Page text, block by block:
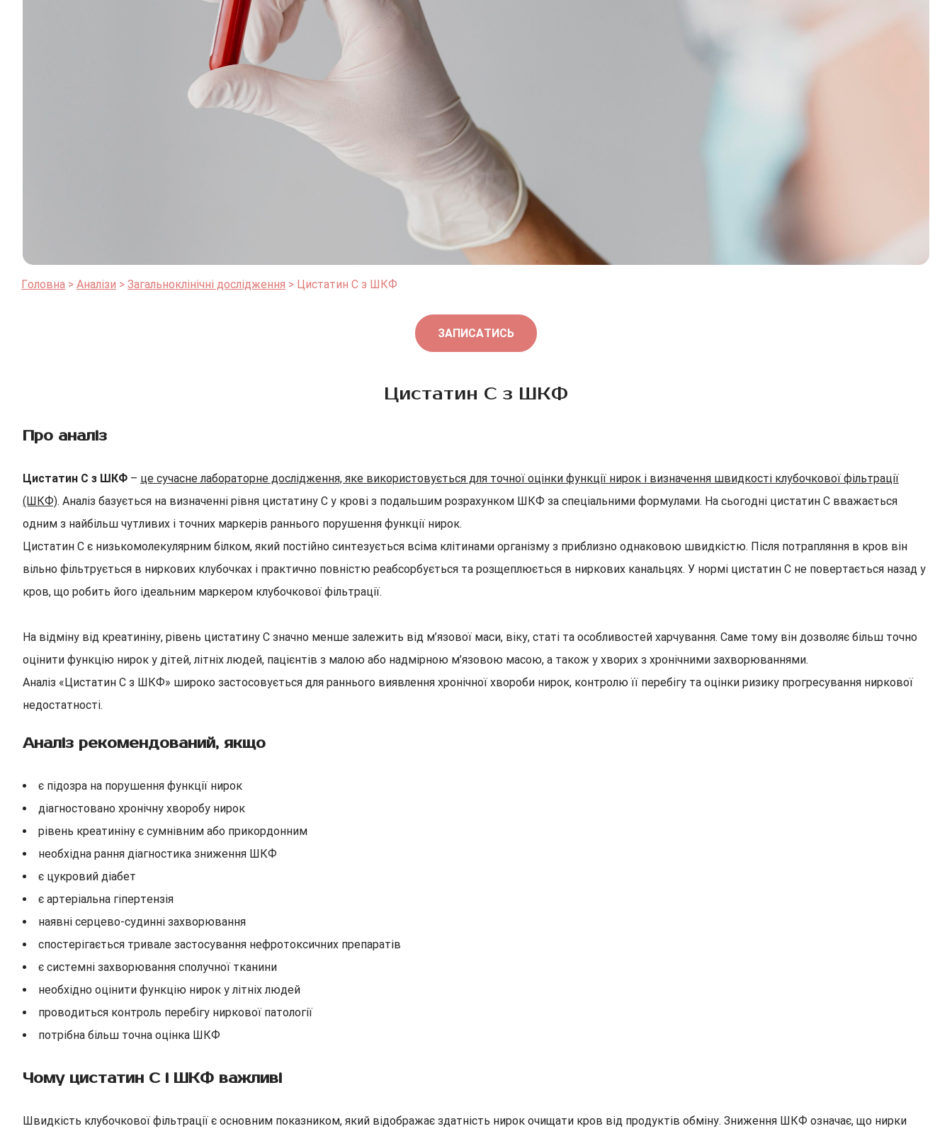
Головна Аналізи Загальноклінічні дослідження Цистатин С з ШКФ
ЗАПИСАТИСЬ
Цистатин С з ШКФ
Про аналіз
Цистатин С з ШКФ – це сучасне лабораторне дослідження, яке використовується для точної оцінки функції нирок і визначення швидкості клубочкової фільтрації
(ШКФ). Аналіз базується на визначенні рівня цистатину С у крові з подальшим розрахунком ШКФ за спеціальними формулами. На сьогодні цистатин С вважається
одним з найбільш чутливих і точних маркерів раннього порушення функції нирок.
Цистатин С є низькомолекулярним білком, який постійно синтезується всіма клітинами організму з приблизно однаковою швидкістю. Після потрапляння в кров він
вільно фільтрується в ниркових клубочках і практично повністю реабсорбується та розщеплюється в ниркових канальцях. У нормі цистатин С не повертається назад у
кров, що робить його ідеальним маркером клубочкової фільтрації.
На відміну від креатиніну, рівень цистатину С значно менше залежить від м’язової маси, віку, статі та особливостей харчування. Саме тому він дозволяє більш точно
оцінити функцію нирок у дітей, літніх людей, пацієнтів з малою або надмірною м’язовою масою, а також у хворих з хронічними захворюваннями.
Аналіз «Цистатин С з ШКФ» широко застосовується для раннього виявлення хронічної хвороби нирок, контролю її перебігу та оцінки ризику прогресування ниркової
недостатності.
Аналіз рекомендований, якщо
є підозра на порушення функції нирок
діагностовано хронічну хворобу нирок
рівень креатиніну є сумнівним або прикордонним
необхідна рання діагностика зниження ШКФ
є цукровий діабет
є артеріальна гіпертензія
наявні серцево-судинні захворювання
спостерігається тривале застосування нефротоксичних препаратів
є системні захворювання сполучної тканини
необхідно оцінити функцію нирок у літніх людей
проводиться контроль перебігу ниркової патології
потрібна більш точна оцінка ШКФ
Чому цистатин С і ШКФ важливі
Швидкість клубочкової фільтрації є основним показником, який відображає здатність нирок очищати кров від продуктів обміну. Зниження ШКФ означає, що нирки